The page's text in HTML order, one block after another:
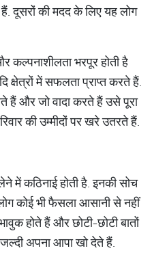
दूसरों की मदद के लिए यह लोग
कल्पनाशीलता भरपूर होती है
में सफलता प्राप्त करते हैं.
हैं और जो वादा करते हैं उसे पूरा
की उम्मीदों पर खरे उतरते हैं.
में कठिनाई होती है. इनकी सोच
कोई भी फैसला आसानी से नहीं
होते हैं और छोटी-छोटी बातों
अपना आपा खो देते हैं.